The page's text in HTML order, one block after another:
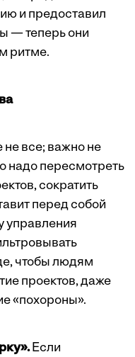
и предоставил
— теперь они
ритме.
все; важно не
надо пересмотреть
сократить
перед собой
управления
чтобы людям
проектов, даже
«похороны».
Если